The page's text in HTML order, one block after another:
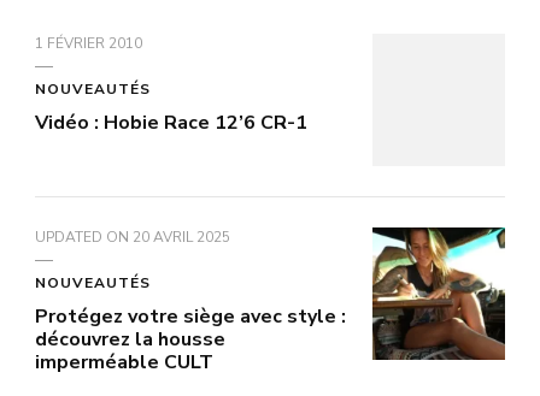
1 FÉVRIER 2010
NOUVEAUTÉS
Vidéo : Hobie Race 12’6 CR-1
UPDATED ON 20 AVRIL 2025
NOUVEAUTÉS
Protégez votre siège avec style :
découvrez la housse
imperméable CULT